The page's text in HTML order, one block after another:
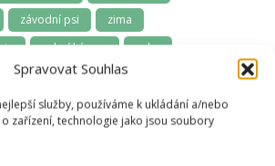
Spravovat Souhlas
služby, používáme k ukládání a/nebo
zařízení, technologie jako jsou soubory
závodní psi
zima
zubní kámen
zuby
zúžená průdušnice